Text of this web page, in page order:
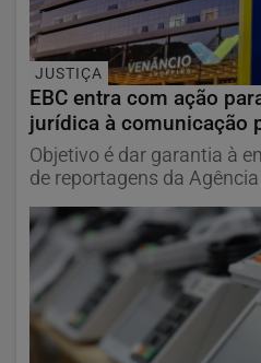
JUSTIÇA
EBC entra com ação
jurídica à comunicação
Objetivo é dar garantia à
de reportagens da